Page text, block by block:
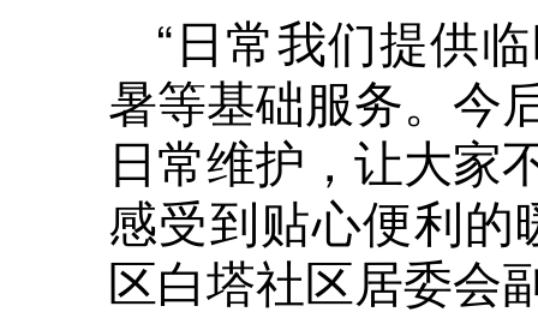
“日常我们提供
暑等基础服务。今
日常维护，让大家
感受到贴心便利的
区白塔社区居委会